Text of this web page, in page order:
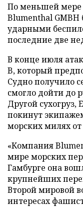
По меньшей мере
Blumenthal
ударными
последние две
В конце июля
B, который
Судно получило
смогло дойти до
Другой сухогруз,
покинут
морских милях
«Компания
мире морских
Гамбурге она
крупнейших
Второй мировой
интересах